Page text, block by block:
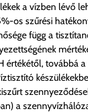
rendelt
szállítási cím
szállítást
felszállítás
díjat
a vízben lévő
os szűrési
függ a
értékétől, továbbá
a